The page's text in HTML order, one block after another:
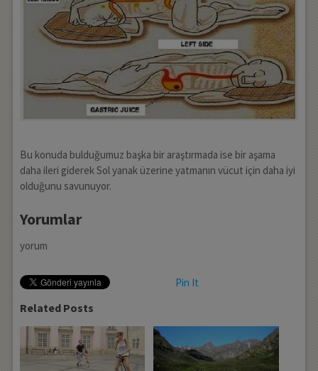
Bu konuda bulduğumuz başka bir araştırmada ise bir aşama
daha ileri giderek Sol yanak üzerine yatmanın vücut için daha iyi
olduğunu savunuyor.
Yorumlar
yorum
Pin It
Related Posts